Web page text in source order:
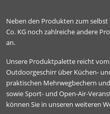
Neben den Produkten zum
Co. KG noch zahlreiche andere
an.
Unsere Produktpalette reicht
Outdoorgeschirr über Küchen-
praktischen Mehrwegbechern
sowie Sport- und Open-Air-
können Sie in unseren weiteren